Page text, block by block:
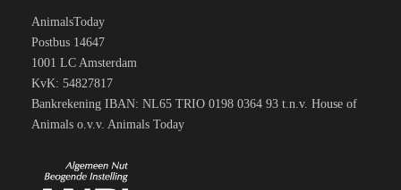
AnimalsToday
Postbus 14647
1001 LC Amsterdam
KvK: 54827817
Bankrekening IBAN: NL65 TRIO 0198 0364 93 t.n.v. House of
Animals o.v.v. Animals Today